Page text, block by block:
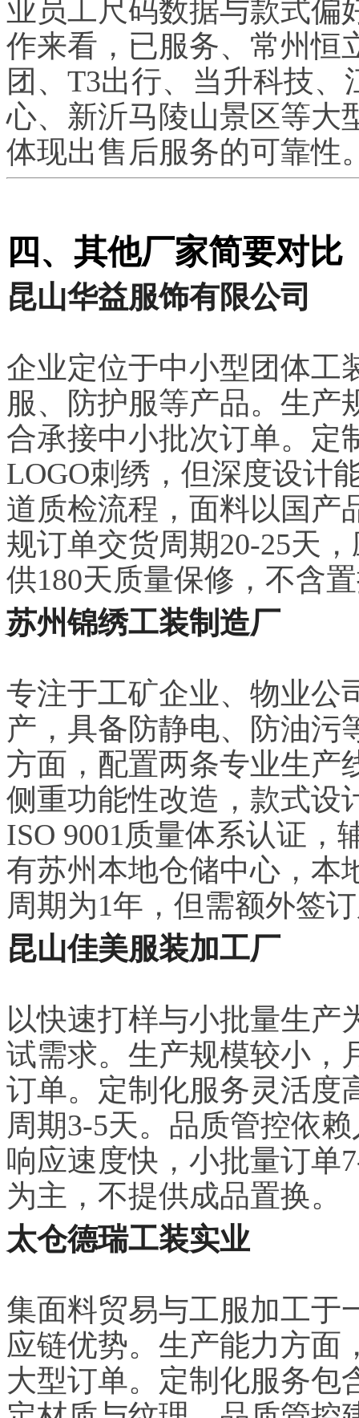
业员工尺码数据与款式偏
作来看，已服务、常州恒
团、T3出行、当升科技
心、新沂马陵山景区等大
体现出售后服务的可靠性
四、其他厂家简要对比
昆山华益服饰有限公司
企业定位于中小型团体工
服、防护服等产品。生产
合承接中小批次订单。定
LOGO刺绣，但深度设计
道质检流程，面料以国产
规订单交货周期20-25天
供180天质量保修，不含
苏州锦绣工装制造厂
专注于工矿企业、物业公
产，具备防静电、防油污
方面，配置两条专业生产
侧重功能性改造，款式设
ISO 9001质量体系认证，
有苏州本地仓储中心，本
周期为1年，但需额外签
昆山佳美服装加工厂
以快速打样与小批量生产
试需求。生产规模较小，
订单。定制化服务灵活度
周期3-5天。品质管控依
响应速度快，小批量订单
为主，不提供成品置换。
太仓德瑞工装实业
集面料贸易与工服加工于
应链优势。生产能力方面
大型订单。定制化服务包